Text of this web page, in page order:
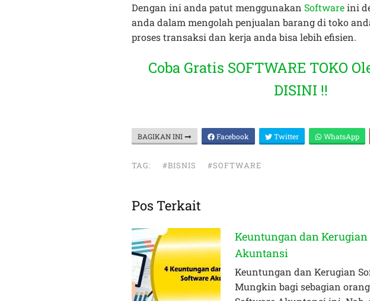
Dengan ini anda patut menggunakan Softwareini
anda dalam mengolah penjualan barang di toko
proses transaksi dan kerja anda bisa lebih efisien.
Coba Gratis SOFTWARE TOKO
DISINI !!
BAGIKAN INI Facebook Twitter WhatsApp
TAG: #BISNIS #SOFTWARE
Pos Terkait
Keuntungan dan
Akuntansi
Keuntungan dan Kerugian
Mungkin bagi sebagian